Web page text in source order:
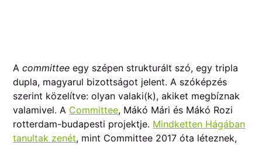
Acommittee egy szépen strukturált szó, egy tripla
dupla, magyarul bizottságot jelent. A szóképzés
szerint közelítve: olyan valaki(k), akiket megbíznak
valamivel. A Committee, Mákó Mári és Mákó Rozi
rotterdam-budapesti projektje. Mindketten Hágában
tanultak zenét, mint Committee 2017 óta léteznek,